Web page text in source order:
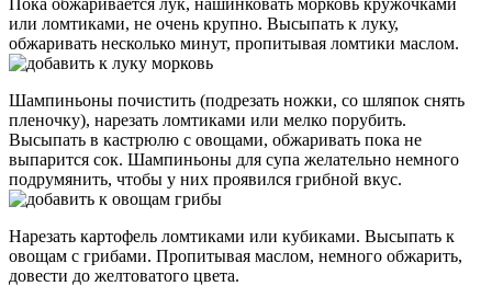
или ломтиками, не очень крупно. Высыпать к луку,
обжаривать несколько минут, пропитывая ломтики маслом.
Шампиньоны почистить (подрезать ножки, со шляпок снять
пленочку), нарезать ломтиками или мелко порубить.
Высыпать в кастрюлю с овощами, обжаривать пока не
выпарится сок. Шампиньоны для супа желательно немного
подрумянить, чтобы у них проявился грибной вкус.
Нарезать картофель ломтиками или кубиками. Высыпать к
овощам с грибами. Пропитывая маслом, немного обжарить,
довести до желтоватого цвета.